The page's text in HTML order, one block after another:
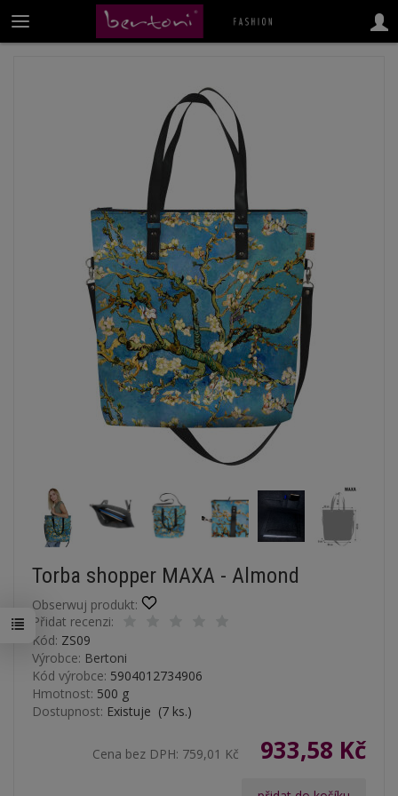
Torba shopper MAXA - Almond
Obserwuj produkt:
Přidat recenzi:
Kód: ZS09
Výrobce: Bertoni
Kód výrobce: 5904012734906
Hmotnost: 500 g
Dostupnost: Existuje (7 ks.)
Cena bez DPH: 759,01 Kč 933,58 Kč